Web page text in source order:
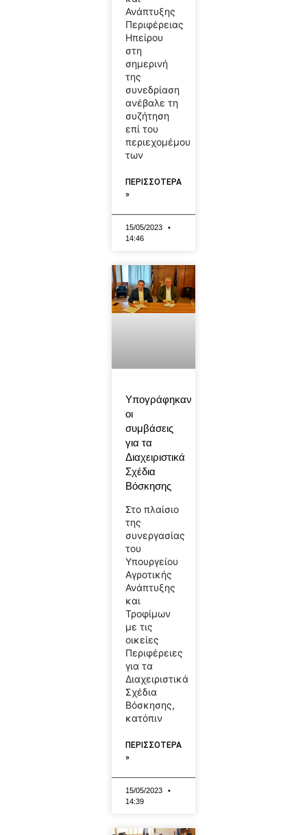
Ανάπτυξης
Περιφέρειας
Ηπείρου
στη
σημερινή
της
συνεδρίαση
ανέβαλε τη
συζήτηση
επί του
περιεχομέμου
των
ΠΕΡΙΣΣΟΤΕΡΑ
»
15/05/2023
14:46
Υπογράφηκαν
οι
συμβάσεις
για τα
Διαχειριστικά
Σχέδια
Βόσκησης
Στο πλαίσιο
της
συνεργασίας
του
Υπουργείου
Αγροτικής
Ανάπτυξης
και
Τροφίμων
με τις
οικείες
Περιφέρειες
για τα
Διαχειριστικά
Σχέδια
Βόσκησης,
κατόπιν
ΠΕΡΙΣΣΟΤΕΡΑ
»
15/05/2023
14:39